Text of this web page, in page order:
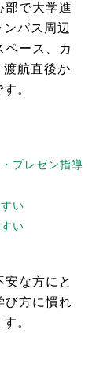
で大学進
パス周辺
ペース、カ
渡航直後か
。
プレゼン指導
い
い
な方にと
び方に慣れ
。